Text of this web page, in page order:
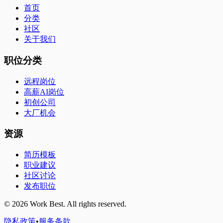
首页
分类
社区
关于我们
职位分类
远程岗位
高薪AI岗位
初创公司
大厂机会
资源
简历模板
职业建议
社区讨论
发布职位
© 2026 Work Best. All rights reserved.